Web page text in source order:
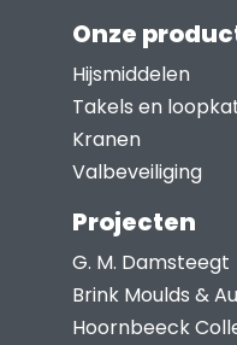
productpagina
Onze
Hijsmiddelen
Takels en
Kranen
Valbeveiliging
Projecten
G. M. Damsteegt
Brink Moulds &
Hoornbeeck